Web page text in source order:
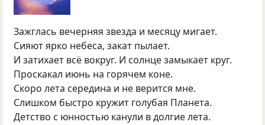
Зажглась вечерняя звезда и месяцу мигает.
Сияют ярко небеса, закат пылает.
И затихает всё вокруг. И солнце замыкает круг.
Проскакал июнь на горячем коне.
Скоро лета середина и не верится мне.
Слишком быстро кружит голубая Планета.
Детство с юнностью канули в долгие лета.